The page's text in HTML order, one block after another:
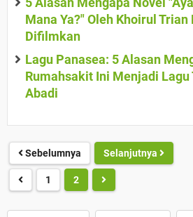
Mana Ya?" Oleh Khoirul
Difilmkan
Lagu Panasea: 5 Alasan
Rumahsakit Ini Menjadi Lagu
Abadi
Sebelumnya Selanjutnya
1 2